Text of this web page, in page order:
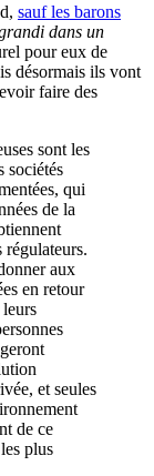
sauf les barons
dans un
pour eux de
désormais ils vont
faire des
sont les
sociétés
qui
de la
régulateurs.
aux
en retour
et seules
de ce
plus